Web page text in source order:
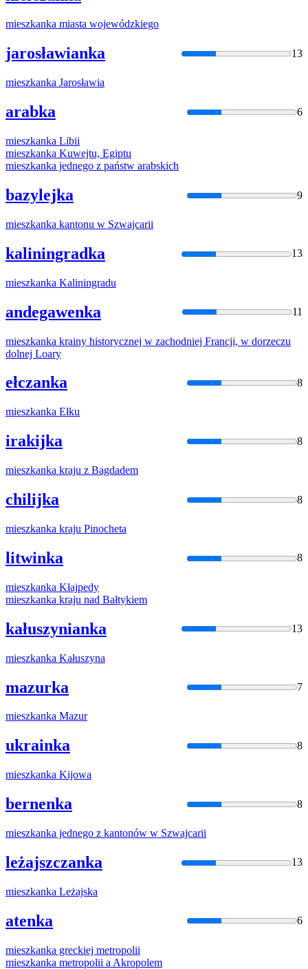
mieszkanka miasta wojewódzkiego
jarosławianka 13
mieszkanka Jarosławia
arabka 6
mieszkanka Libii
mieszkanka Kuwejtu, Egiptu
mieszkanka jednego z państw arabskich
bazylejka 9
mieszkanka kantonu w Szwajcarii
kaliningradka 13
mieszkanka Kaliningradu
andegawenka 11
mieszkanka krainy historycznej w zachodniej Francji, w dorzeczu
dolnej Loary
ełczanka 8
mieszkanka Ełku
irakijka 8
mieszkanka kraju z Bagdadem
chilijka 8
mieszkanka kraju Pinocheta
litwinka 8
mieszkanka Kłajpedy
mieszkanka kraju nad Bałtykiem
kałuszynianka 13
mieszkanka Kałuszyna
mazurka 7
mieszkanka Mazur
ukrainka 8
mieszkanka Kijowa
bernenka 8
mieszkanka jednego z kantonów w Szwajcarii
leżajszczanka 13
mieszkanka Leżajska
atenka 6
mieszkanka greckiej metropolii
mieszkanka metropolii a Akropolem